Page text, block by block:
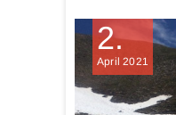
2.
April 2021